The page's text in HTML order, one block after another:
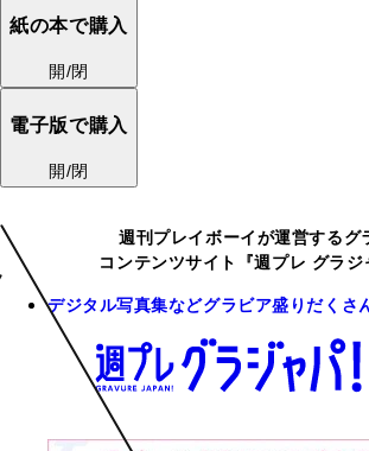
紙の本で購入
開/閉
電子版で購入
開/閉
週刊プレイボーイが運営するグ
コンテンツサイト『週プレ グラジ
デジタル写真集などグラビア盛りだくさ